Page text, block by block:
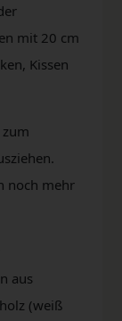
mit 20 cm
Kissen
noch mehr
aus
(weiß